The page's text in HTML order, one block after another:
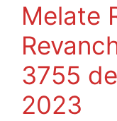
Melate
3755
2023